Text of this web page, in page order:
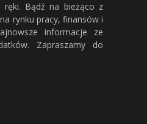
ręki. Bądź na bieżąco z
rynku pracy, finansów i
informacje ze
Zapraszamy do